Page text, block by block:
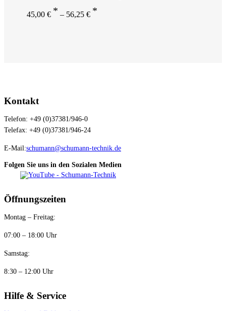
45,00 € – 56,25 €
Kontakt
Telefon: +49 (0)37381/946-0
Telefax: +49 (0)37381/946-24
E-Mail:schumann@schumann-technik.de
Folgen Sie uns in den Sozialen Medien
Öffnungszeiten
Montag – Freitag:
07:00 – 18:00 Uhr
Samstag:
8:30 – 12:00 Uhr
Hilfe & Service